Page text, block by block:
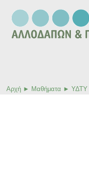
Αρχή ► Μαθήματα ► ΥΔΤΥ